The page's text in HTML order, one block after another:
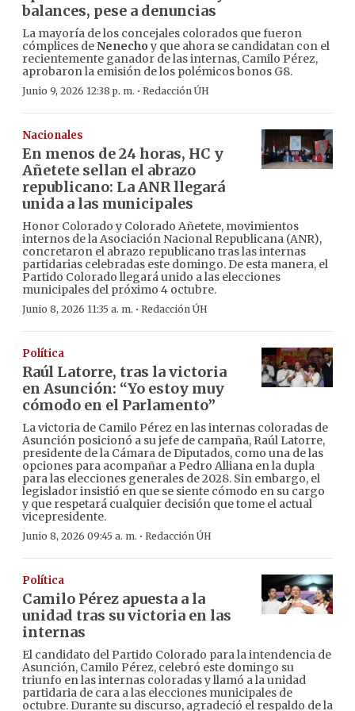
balances, pese a denuncias
La mayoría de los concejales colorados que fueron
cómplices deNenecho y que ahora se candidatan con el
recientemente ganador de las internas, Camilo Pérez,
aprobaron la emisión de los polémicos bonos G8.
Junio 9, 2026 12:38 p. m. · Redacción ÚH
Nacionales
En menos de 24 horas, HC y
Añetete sellan el abrazo
republicano: La ANR llegará
unida a las municipales
Honor Colorado y Colorado Añetete, movimientos
internos de la Asociación Nacional Republicana (ANR),
concretaron el abrazo republicano tras las internas
partidarias celebradas este domingo. De esta manera, el
Partido Colorado llegará unido a las elecciones
municipales del próximo 4 octubre.
Junio 8, 2026 11:35 a. m. · Redacción ÚH
Política
Raúl Latorre, tras la victoria
en Asunción: “Yo estoy muy
cómodo en el Parlamento”
La victoria de Camilo Pérez en las internas coloradas de
Asunción posicionó a su jefe de campaña, Raúl Latorre,
presidente de la Cámara de Diputados, como una de las
opciones para acompañar a Pedro Alliana en la dupla
para las elecciones generales de 2028. Sin embargo, el
legislador insistió en que se siente cómodo en su cargo
y que respetará cualquier decisión que tome el actual
vicepresidente.
Junio 8, 2026 09:45 a. m. · Redacción ÚH
Política
Camilo Pérez apuesta a la
unidad tras su victoria en las
internas
El candidato del Partido Colorado para la intendencia de
Asunción, Camilo Pérez, celebró este domingo su
triunfo en las internas coloradas y llamó a la unidad
partidaria de cara a las elecciones municipales de
octubre. Durante su discurso, agradeció el respaldo de la